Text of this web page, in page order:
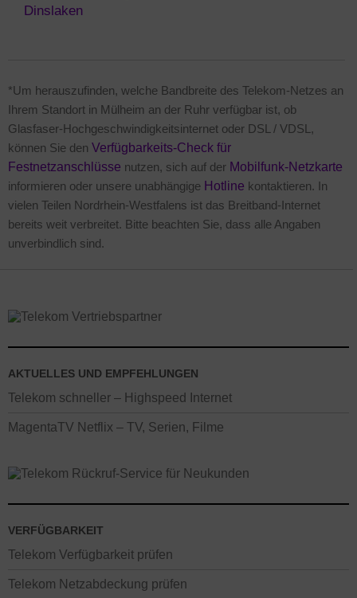
Dinslaken
*Um herauszufinden, welche Bandbreite des Telekom-Netzes an
Ihrem Standort in Mülheim an der Ruhr verfügbar ist, ob
Glasfaser-Hochgeschwindigkeitsinternet oder DSL / VDSL,
können Sie den Verfügbarkeits-Check für
Festnetzanschlüsse nutzen, sich auf der Mobilfunk-Netzkarte
informieren oder unsere unabhängige Hotline kontaktieren. In
vielen Teilen Nordrhein-Westfalens ist das Breitband-Internet
bereits weit verbreitet. Bitte beachten Sie, dass alle Angaben
unverbindlich sind.
AKTUELLES UND EMPFEHLUNGEN
Telekom schneller – Highspeed Internet
MagentaTV Netflix – TV, Serien, Filme
VERFÜGBARKEIT
Telekom Verfügbarkeit prüfen
Telekom Netzabdeckung prüfen